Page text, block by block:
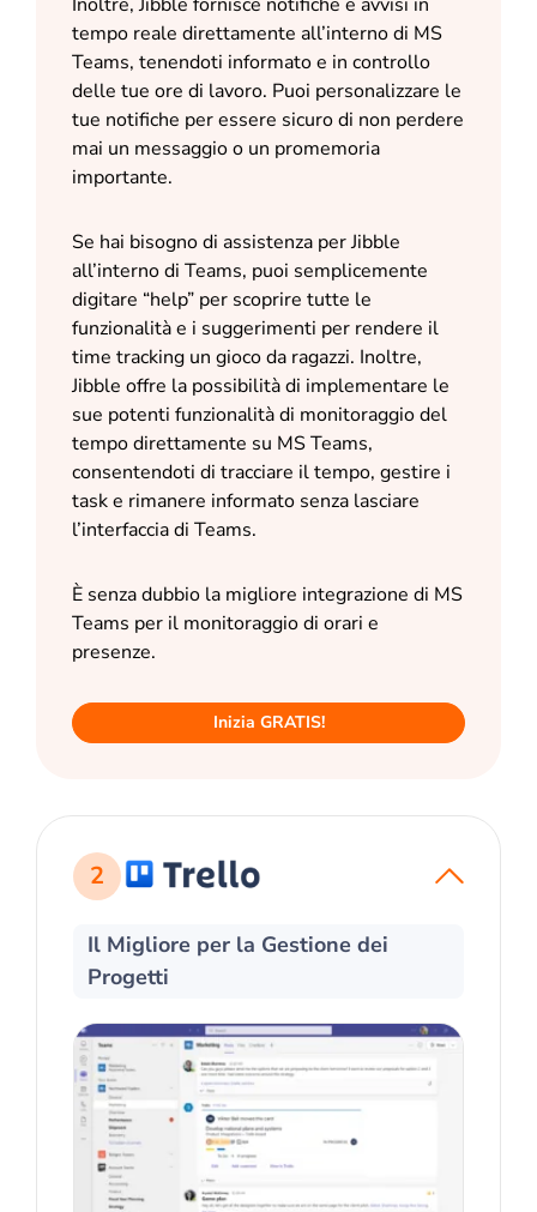
tempo reale direttamente all’interno di MS
Teams, tenendoti informato e in controllo
delle tue ore di lavoro. Puoi personalizzare le
tue notifiche per essere sicuro di non perdere
mai un messaggio o un promemoria
importante.
Se hai bisogno di assistenza per Jibble
all’interno di Teams, puoi semplicemente
digitare “help” per scoprire tutte le
funzionalità e i suggerimenti per rendere il
time tracking un gioco da ragazzi. Inoltre,
Jibble offre la possibilità di implementare le
sue potenti funzionalità di monitoraggio del
tempo direttamente su MS Teams,
consentendoti di tracciare il tempo, gestire i
task e rimanere informato senza lasciare
l’interfaccia di Teams.
È senza dubbio la migliore integrazione di MS
Teams per il monitoraggio di orari e
presenze.
Inizia GRATIS!
2
Il Migliore per la Gestione dei
Progetti